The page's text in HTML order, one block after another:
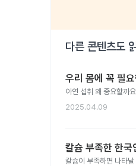
다른 콘텐츠도
우리 몸에 꼭 필
아연 섭취 왜 중요할까
2025.04.09
칼슘 부족한 한
칼슘이 부족하면 나타